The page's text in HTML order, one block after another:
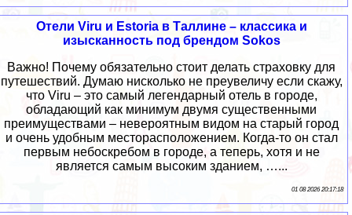
Отели Viru и Estoria в Таллине – классика и
изысканность под брендом Sokos
Важно! Почему обязательно стоит делать страховку для
путешествий. Думаю нисколько не преувеличу если скажу,
что Viru – это самый легендарный отель в городе,
обладающий как минимум двумя существенными
преимуществами – невероятным видом на старый город
и очень удобным месторасположением. Когда-то он стал
первым небоскребом в городе, а теперь, хотя и не
является самым высоким зданием, …...
01 08 2026 20:17:18